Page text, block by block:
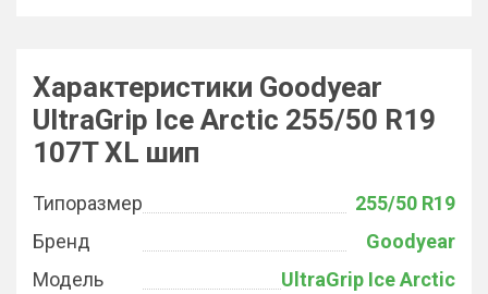
Характеристики Goodyear
UltraGrip Ice Arctic 255/50 R19
107T XL шип
Типоразмер
255/50 R19
Бренд
Goodyear
Модель
UltraGrip Ice Arctic